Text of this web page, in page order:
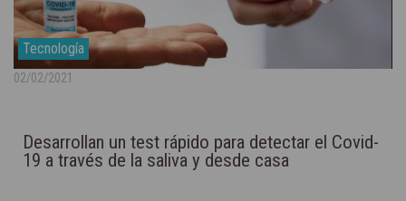
Tecnología
02/02/2021
Desarrollan un test rápido para detectar el Covid-
19 a través de la saliva y desde casa